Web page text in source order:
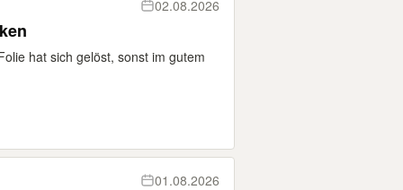
02.08.2026
hat sich gelöst, sonst im gutem
01.08.2026